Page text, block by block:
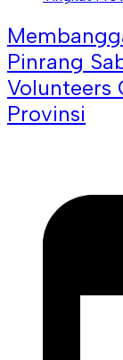
Pinrang
Volunteers
Provinsi